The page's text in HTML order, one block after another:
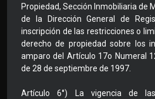
Propiedad, Sección Inmobiliaria de
de la Dirección General de
inscripción de las restricciones o
derecho de propiedad sobre los
amparo del Artículo 17o Numeral
de 28 de septiembre de 1997.
Artículo 6°) La vigencia de